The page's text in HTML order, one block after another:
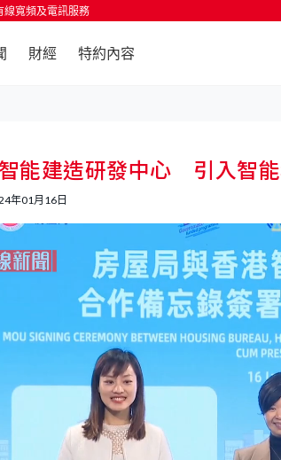
線寬頻及電訊服務
財經 特約內容
能建造研發中心 引入智
年01月16日